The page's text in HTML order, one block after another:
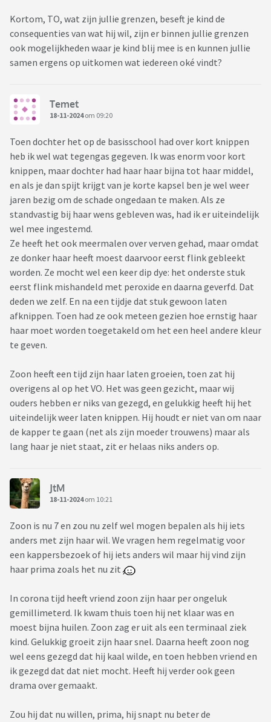
Kortom, TO, wat zijn jullie grenzen, beseft je kind de
consequenties van wat hij wil, zijn er binnen jullie grenzen
ook mogelijkheden waar je kind blij mee is en kunnen jullie
samen ergens op uitkomen wat iedereen oké vindt?
Temet
18-11-2024om 09:20
Toen dochter het op de basisschool had over kort knippen
heb ik wel wat tegengas gegeven. Ik was enorm voor kort
knippen, maar dochter had haar haar bijna tot haar middel,
en als je dan spijt krijgt van je korte kapsel ben je wel weer
jaren bezig om de schade ongedaan te maken. Als ze
standvastig bij haar wens gebleven was, had ik er uiteindelijk
wel mee ingestemd.
Ze heeft het ook meermalen over verven gehad, maar omdat
ze donker haar heeft moest daarvoor eerst flink gebleekt
worden. Ze mocht wel een keer dip dye: het onderste stuk
eerst flink mishandeld met peroxide en daarna geverfd. Dat
deden we zelf. En na een tijdje dat stuk gewoon laten
afknippen. Toen had ze ook meteen gezien hoe ernstig haar
haar moet worden toegetakeld om het een heel andere kleur
te geven.
Zoon heeft een tijd zijn haar laten groeien, toen zat hij
overigens al op het VO. Het was geen gezicht, maar wij
ouders hebben er niks van gezegd, en gelukkig heeft hij het
uiteindelijk weer laten knippen. Hij houdt er niet van om naar
de kapper te gaan (net als zijn moeder trouwens) maar als
lang haar je niet staat, zit er helaas niks anders op.
JtM
18-11-2024om 10:21
Zoon is nu 7 en zou nu zelf wel mogen bepalen als hij iets
anders met zijn haar wil. We vragen hem regelmatig voor
een kappersbezoek of hij iets anders wil maar hij vind zijn
haar prima zoals het nu zit
In corona tijd heeft vriend zoon zijn haar per ongeluk
gemillimeterd. Ik kwam thuis toen hij net klaar was en
moest bijna huilen. Zoon zag er uit als een terminaal ziek
kind. Gelukkig groeit zijn haar snel. Daarna heeft zoon nog
wel eens gezegd dat hij kaal wilde, en toen hebben vriend en
ik gezegd dat dat niet mocht. Heeft hij verder ook geen
drama over gemaakt.
Zou hij dat nu willen, prima, hij snapt nu beter de